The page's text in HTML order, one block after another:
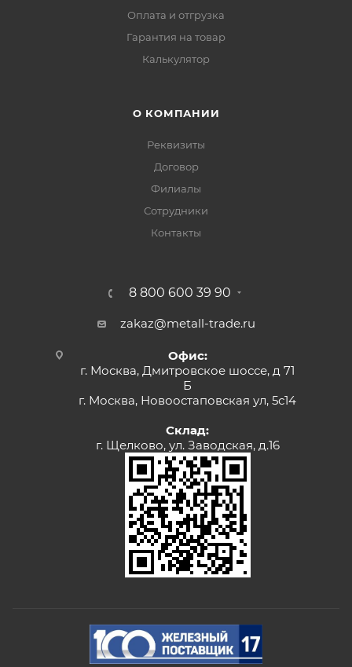
Оплата и отгрузка
Гарантия на товар
Калькулятор
О КОМПАНИИ
Реквизиты
Договор
Филиалы
Сотрудники
Контакты
8 800 600 39 90
zakaz@metall-trade.ru
Офис:
г. Москва, Дмитровское шоссе, д 71
Б
г. Москва, Новоостаповская ул, 5с14
Склад:
г. Щелково, ул. Заводская, д.16